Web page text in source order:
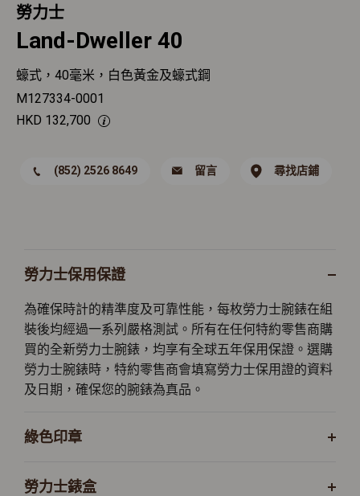
勞力士
Land-Dweller 40
蠔式，40毫米，白色黃金及蠔式鋼
M127334-0001
HKD 132,700
(852) 2526 8649 留言 尋找店鋪
勞力士保用保證
為確保時計的精準度及可靠性能，每枚勞力士腕錶在組
裝後均經過一系列嚴格測試。所有在任何特約零售商購
買的全新勞力士腕錶，均享有全球五年保用保證。選購
勞力士腕錶時，特約零售商會填寫勞力士保用證的資料
及日期，確保您的腕錶為真品。
綠色印章
勞力士錶盒